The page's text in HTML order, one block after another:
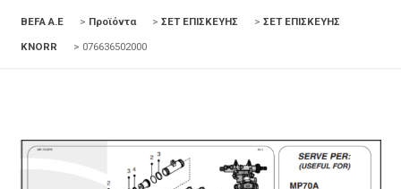
BEFA Α.Ε > Προϊόντα > ΣΕΤ ΕΠΙΣΚΕΥΗΣ > ΣΕΤ ΕΠΙΣΚΕΥΗΣ
KNORR
> 076636502000